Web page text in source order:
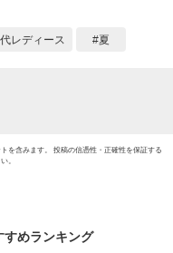
ンス ショートパン
レディース 夏
を含みます。 投稿の信憑性・正確性を保証する
。
すめランキング